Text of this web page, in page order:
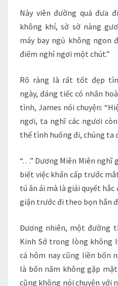
Này viên đường quả đưa
không khí, sờ sờ nàng
máy bay ngủ không ngon
điếm nghỉ ngơi một chút.”
Rõ ràng là rất tốt đẹp
ngày, đáng tiếc có nhân
tình, James nói chuyện:
ngơi, ta nghĩ các ngươi
thể tình huống đi, chúng ta
“. . .” Dương Miên Miên
biết việc khẩn cấp trước
tú ân ái mà là giải quyết
giận trước đi theo bọn hắn
Đương nhiên, một đường
Kinh Sở trong lòng không
cả hôm nay cũng liền bốn
là bốn năm không gặp
cũng không nói chuyện với